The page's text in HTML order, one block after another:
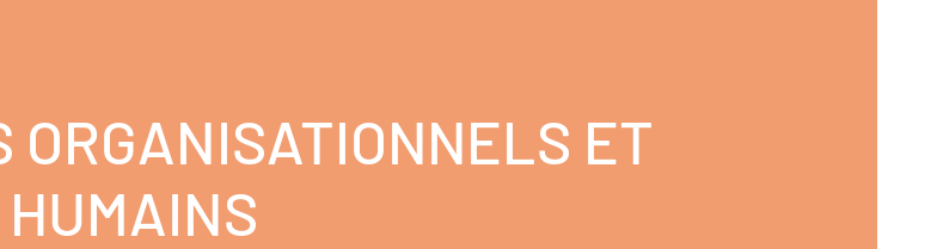
ORGANISATIONNELS ET
HUMAINS